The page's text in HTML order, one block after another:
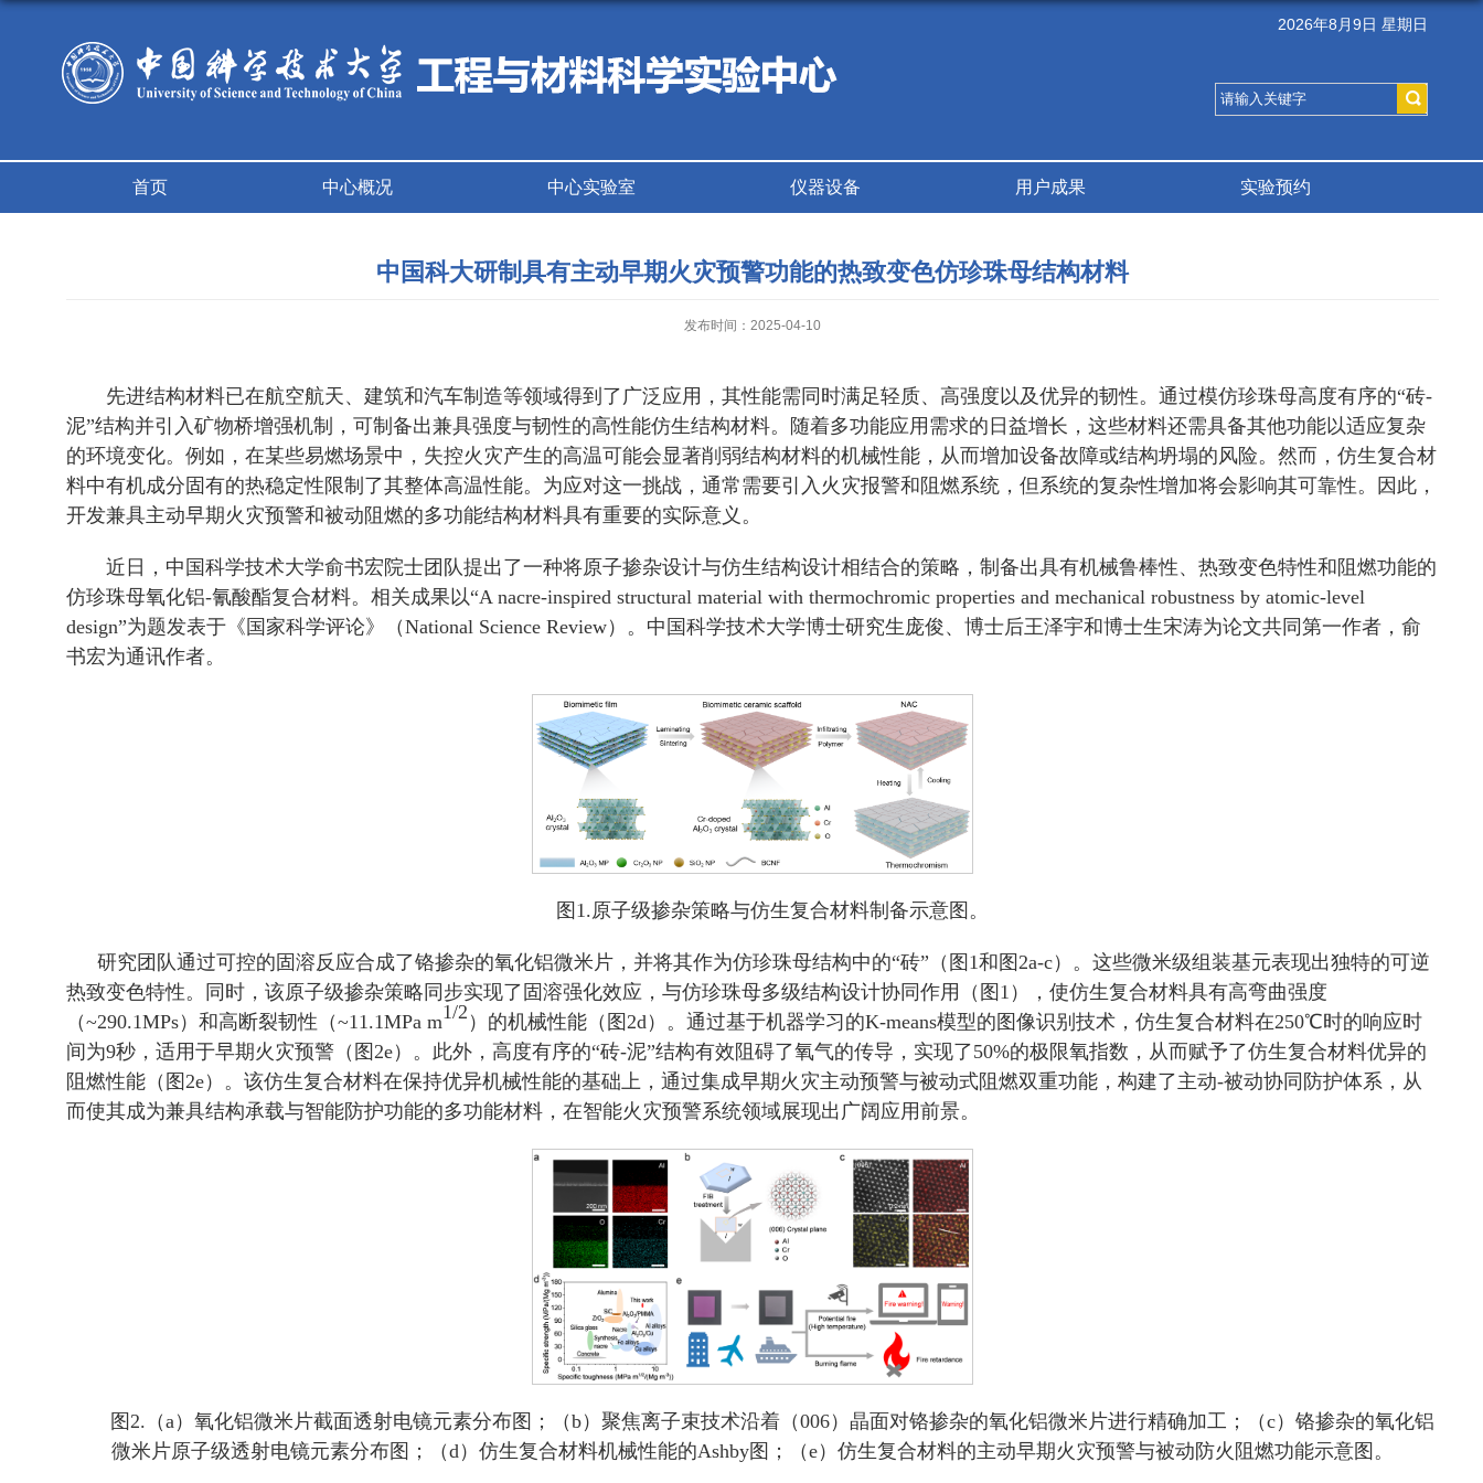
2026年8月9日 星期日
首页 中心概况 中心实验室 仪器设备 用户成果 实验预约
中国科大研制具有主动早期火灾预警功能的热致变色仿珍珠母结构材料
发布时间：2025-04-10
先进结构材料已在航空航天、建筑和汽车制造等领域得到了广泛应用，其性能需同时满足轻质、高强度以及优异的韧性。通过模仿珍珠母高度有序的“砖-
泥”结构并引入矿物桥增强机制，可制备出兼具强度与韧性的高性能仿生结构材料。随着多功能应用需求的日益增长，这些材料还需具备其他功能以适应复杂
的环境变化。例如，在某些易燃场景中，失控火灾产生的高温可能会显著削弱结构材料的机械性能，从而增加设备故障或结构坍塌的风险。然而，仿生复合材
料中有机成分固有的热稳定性限制了其整体高温性能。为应对这一挑战，通常需要引入火灾报警和阻燃系统，但系统的复杂性增加将会影响其可靠性。因此，
开发兼具主动早期火灾预警和被动阻燃的多功能结构材料具有重要的实际意义。
近日，中国科学技术大学俞书宏院士团队提出了一种将原子掺杂设计与仿生结构设计相结合的策略，制备出具有机械鲁棒性、热致变色特性和阻燃功能的
仿珍珠母氧化铝-氰酸酯复合材料。相关成果以“A nacre-inspired structural material with thermochromic properties and mechanical robustness by atomic-level
design”为题发表于《国家科学评论》（National Science Review）。中国科学技术大学博士研究生庞俊、博士后王泽宇和博士生宋涛为论文共同第一作者，俞
书宏为通讯作者。
图1.原子级掺杂策略与仿生复合材料制备示意图。
研究团队通过可控的固溶反应合成了铬掺杂的氧化铝微米片，并将其作为仿珍珠母结构中的“砖”（图1和图2a-c）。这些微米级组装基元表现出独特的可逆
热致变色特性。同时，该原子级掺杂策略同步实现了固溶强化效应，与仿珍珠母多级结构设计协同作用（图1），使仿生复合材料具有高弯曲强度
（~290.1MPs）和高断裂韧性（~11.1MPa m1/2 ）的机械性能（图2d）。通过基于机器学习的K-means模型的图像识别技术，仿生复合材料在250℃时的响应时
间为9秒，适用于早期火灾预警（图2e）。此外，高度有序的“砖-泥”结构有效阻碍了氧气的传导，实现了50%的极限氧指数，从而赋予了仿生复合材料优异的
阻燃性能（图2e）。该仿生复合材料在保持优异机械性能的基础上，通过集成早期火灾主动预警与被动式阻燃双重功能，构建了主动-被动协同防护体系，从
而使其成为兼具结构承载与智能防护功能的多功能材料，在智能火灾预警系统领域展现出广阔应用前景。
图2.（a）氧化铝微米片截面透射电镜元素分布图；（b）聚焦离子束技术沿着（006）晶面对铬掺杂的氧化铝微米片进行精确加工；（c）铬掺杂的氧化铝
微米片原子级透射电镜元素分布图；（d）仿生复合材料机械性能的Ashby图；（e）仿生复合材料的主动早期火灾预警与被动防火阻燃功能示意图。